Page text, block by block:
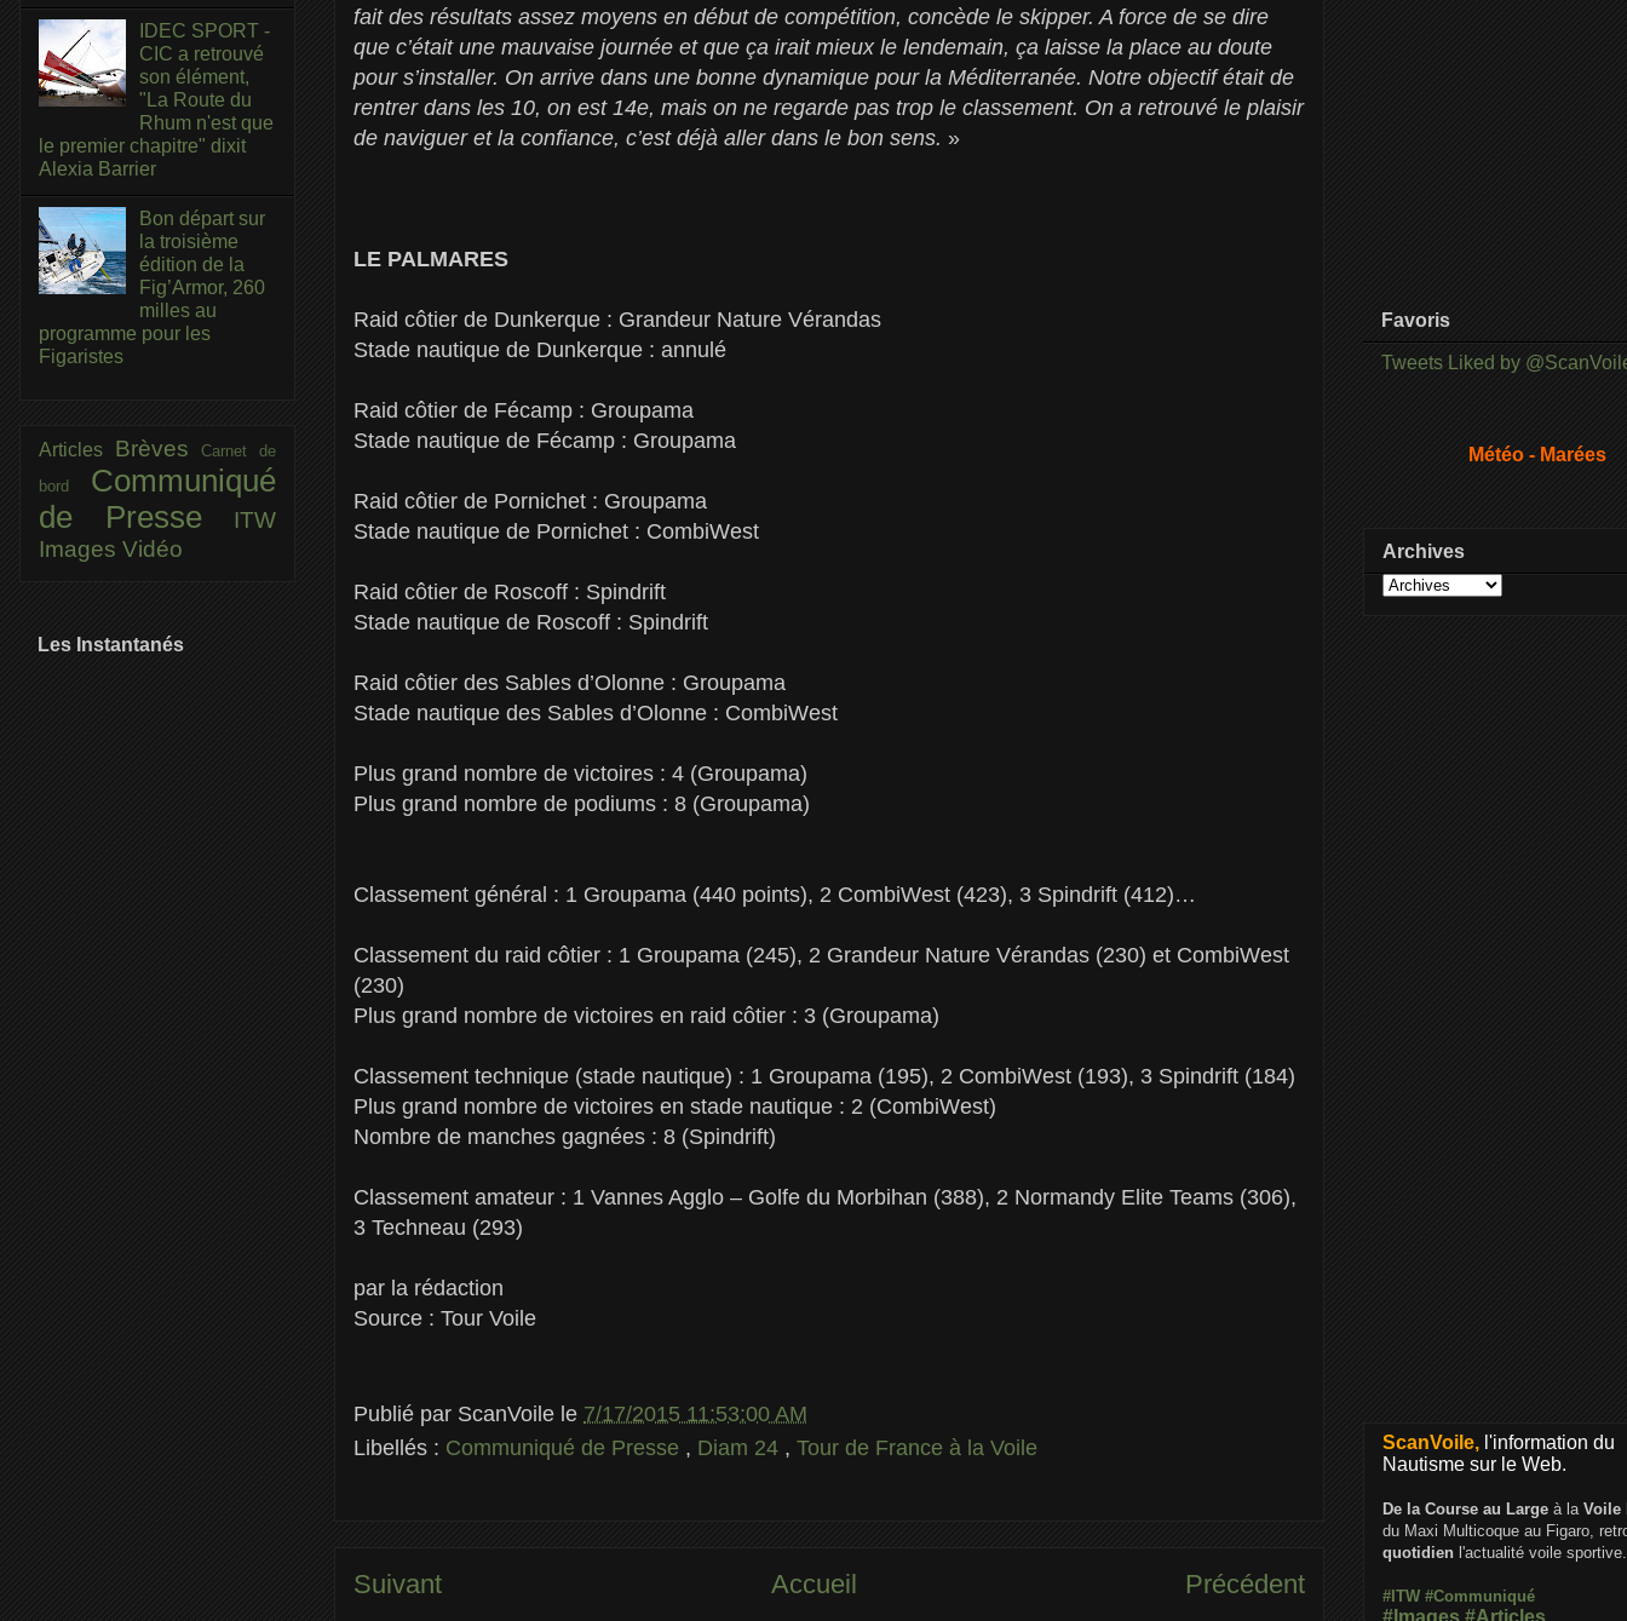
fait des résultats assez moyens en début de compétition, concède le skipper. A force de se dire
que c’était une mauvaise journée et que ça irait mieux le lendemain, ça laisse la place au doute
pour s’installer. On arrive dans une bonne dynamique pour la Méditerranée. Notre objectif était de
rentrer dans les 10, on est 14e, mais on ne regarde pas trop le classement. On a retrouvé le plaisir
de naviguer et la confiance, c’est déjà aller dans le bon sens. »
LE PALMARES
Raid côtier de Dunkerque : Grandeur Nature Vérandas
Stade nautique de Dunkerque : annulé
Raid côtier de Fécamp : Groupama
Stade nautique de Fécamp : Groupama
Raid côtier de Pornichet : Groupama
Stade nautique de Pornichet : CombiWest
Raid côtier de Roscoff : Spindrift
Stade nautique de Roscoff : Spindrift
Raid côtier des Sables d’Olonne : Groupama
Stade nautique des Sables d’Olonne : CombiWest
Plus grand nombre de victoires : 4 (Groupama)
Plus grand nombre de podiums : 8 (Groupama)
Classement général : 1 Groupama (440 points), 2 CombiWest (423), 3 Spindrift (412)…
Classement du raid côtier : 1 Groupama (245), 2 Grandeur Nature Vérandas (230) et CombiWest
(230)
Plus grand nombre de victoires en raid côtier : 3 (Groupama)
Classement technique (stade nautique) : 1 Groupama (195), 2 CombiWest (193), 3 Spindrift (184)
Plus grand nombre de victoires en stade nautique : 2 (CombiWest)
Nombre de manches gagnées : 8 (Spindrift)
Classement amateur : 1 Vannes Agglo – Golfe du Morbihan (388), 2 Normandy Elite Teams (306),
3 Techneau (293)
par la rédaction
Source : Tour Voile
Publié par ScanVoile le 7/17/2015 11:53:00 AM
Libellés : Communiqué de Presse , Diam 24 , Tour de France à la Voile
Suivant Précédent
Accueil
IDEC SPORT -
CIC a retrouvé
son élément,
"La Route du
Rhum n'est que
le premier chapitre" dixit
Alexia Barrier
Bon départ sur
la troisième
édition de la
Fig’Armor, 260
milles au
programme pour les
Figaristes
Articles BrèvesCarnet de
bord Communiqué
de Presse
ITW
Images Vidéo
Les Instantanés
Favoris
Tweets Liked by
Météo - Marées
Archives
ScanVoile, l'information du
Nautisme sur le Web.
De la Course au Large à la Voile
du Maxi Multicoque au Figaro,
quotidien l'actualité voile sportive.
#ITW #Communiqué
#Images #Articles